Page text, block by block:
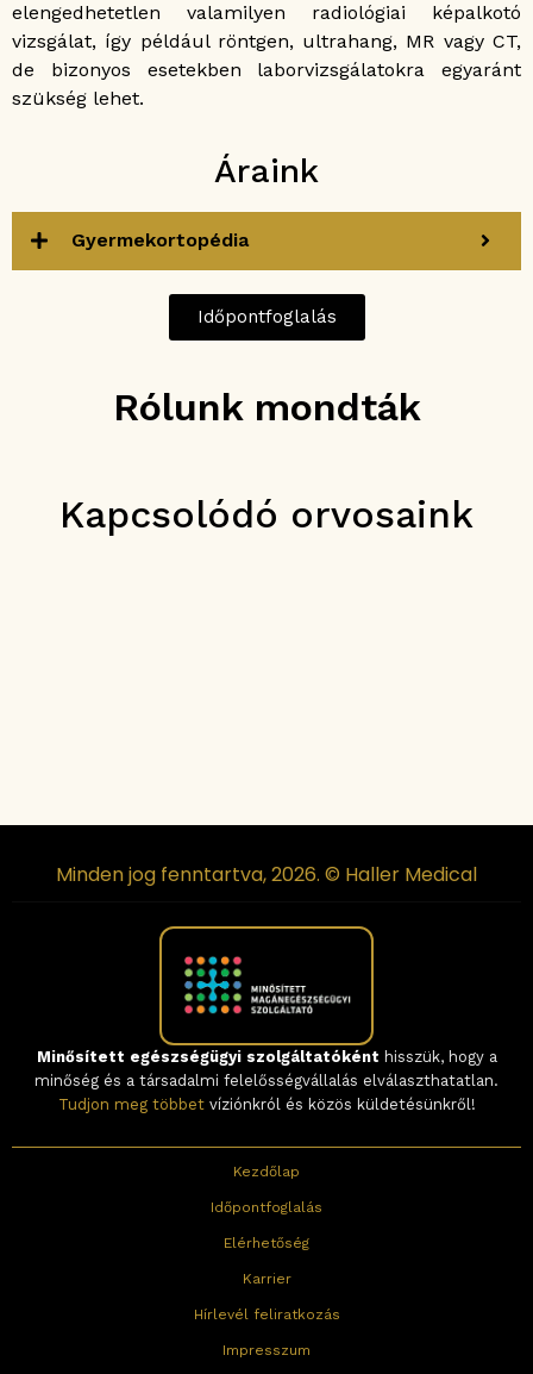
elengedhetetlen valamilyen radiológiai képalkotó
vizsgálat, így például röntgen, ultrahang, MR vagy CT,
de bizonyos esetekben laborvizsgálatokra egyaránt
szükség lehet.
Áraink
Gyermekortopédia
Időpontfoglalás
Rólunk mondták
Kapcsolódó orvosaink
Minden jog fenntartva, 2026. © Haller Medical
Minősített egészségügyi szolgáltatóként hisszük, hogy a
minőség és a társadalmi felelősségvállalás elválaszthatatlan.
Tudjon meg többetvíziónkról és közös küldetésünkről!
Kezdőlap
Időpontfoglalás
Elérhetőség
Karrier
Hírlevél feliratkozás
Impresszum